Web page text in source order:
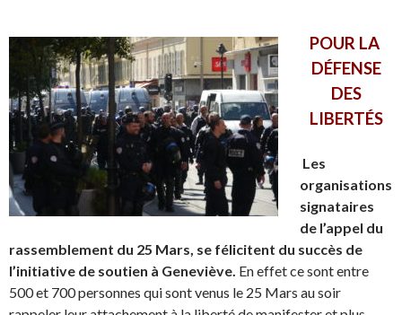
POUR LA
DÉFENSE
DES
LIBERTÉS
Les
organisations
signataires
de l’appel du
rassemblement du 25 Mars, se félicitent du succès de
l’initiative de soutien à Geneviève. En effet ce sont entre
500 et 700 personnes qui sont venus le 25 Mars au soir